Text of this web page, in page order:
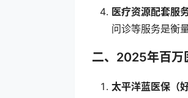
医疗资源配套服
问诊等服务是衡
二、2025年百万
太平洋蓝医保（